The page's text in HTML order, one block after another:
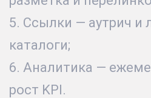
5. Ссылки — аутрич и
каталоги;
6. Аналитика —
рост KPI.